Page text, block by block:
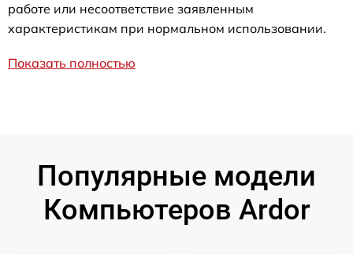
работе или несоответствие заявленным
характеристикам при нормальном использовании.
Показать полностью
Популярные модели
Компьютеров Ardor